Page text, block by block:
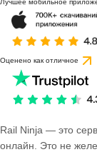
Лучшее мобильное
Оценено как отличное
Rail Ninja — это
онлайн. Это не